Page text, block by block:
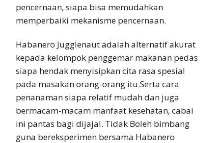
pencernaan, siapa bisa memudahkan
memperbaiki mekanisme pencernaan.
Habanero Jugglenaut adalah alternatif akurat
kepada kelompok penggemar makanan pedas
siapa hendak menyisipkan cita rasa spesial
pada masakan orang-orang itu.Serta cara
penanaman siapa relatif mudah dan juga
bermacam-macam manfaat kesehatan, cabai
ini pantas bagi dijajal. Tidak Boleh bimbang
guna bereksperimen bersama Habanero